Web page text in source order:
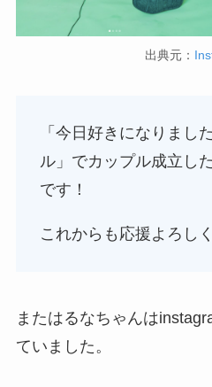
出典元：
「今日好きになりまし
ル」でカップル成立し
です！
これからも応援よろし
またはるなちゃんは
ていました。